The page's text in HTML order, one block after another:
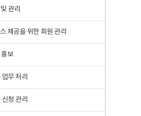
관리
제공을 위한 회원 관리
홍보
무 처리
청 관리